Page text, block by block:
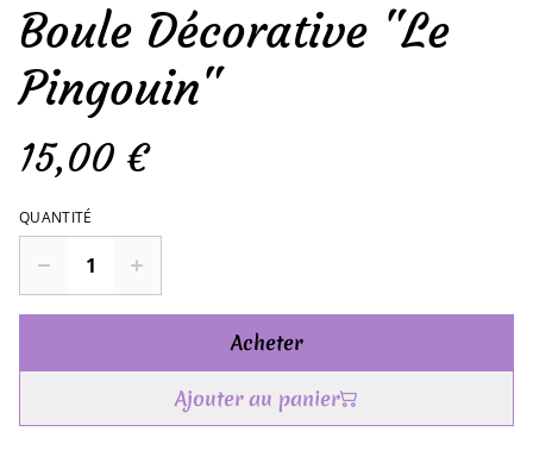
Boule Décorative "Le
Pingouin"
15,00 €
QUANTITÉ
Acheter
Ajouter au panier